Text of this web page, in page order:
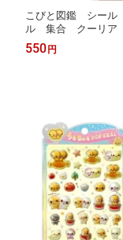
こびと図鑑 シール
ル 集合 クーリア
550 円